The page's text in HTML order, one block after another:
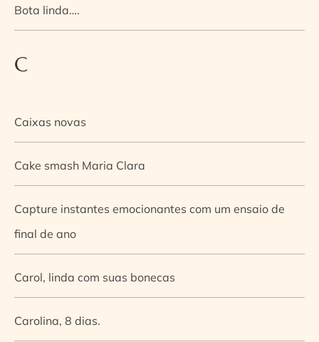
Bota linda….
C
Caixas novas
Cake smash Maria Clara
Capture instantes emocionantes com um ensaio de
final de ano
Carol, linda com suas bonecas
Carolina, 8 dias.